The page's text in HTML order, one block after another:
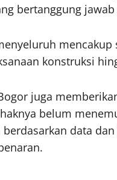
bertanggung
konstruksi
juga
belum
data